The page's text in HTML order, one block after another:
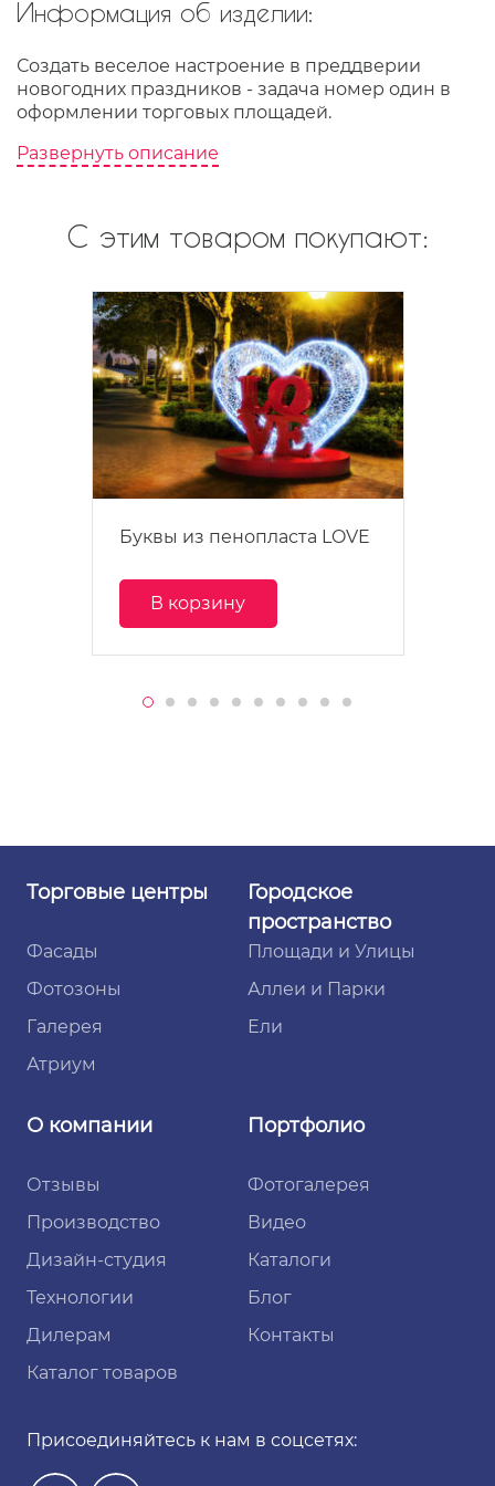
Информация об изделии:
Создать веселое настроение в преддверии
новогодних праздников - задача номер один в
оформлении торговых площадей.
Развернуть описание
С этим товаром покупают:
Буквы из пенопласта LOVE
В корзину
Торговые центры
Фасады
Фотозоны
Галерея
Атриум
Городское
пространство
Площади и Улицы
Аллеи и Парки
Ели
О компании
Отзывы
Производство
Дизайн-студия
Технологии
Дилерам
Каталог товаров
Портфолио
Фотогалерея
Видео
Каталоги
Блог
Контакты
Присоединяйтесь к нам в соцсетях: